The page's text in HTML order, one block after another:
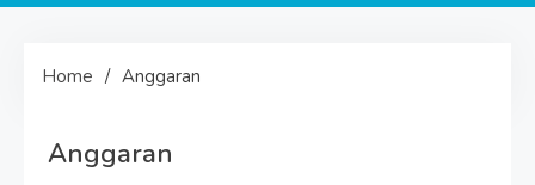
Home Anggaran
Anggaran